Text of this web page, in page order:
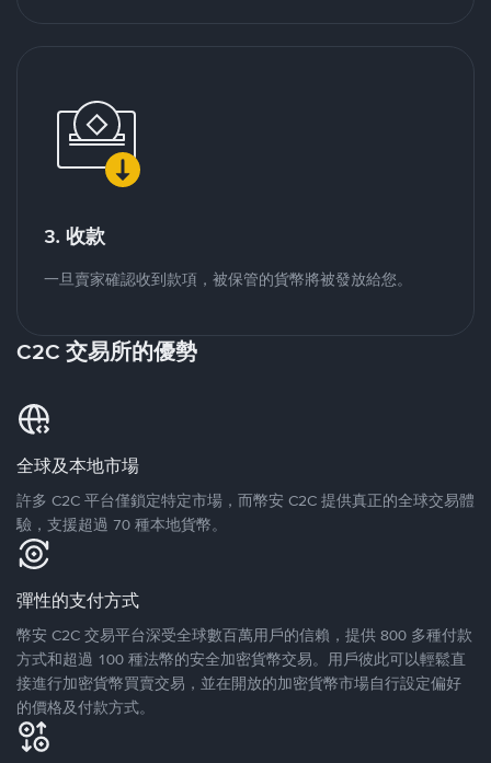
3. 收款
一旦賣家確認收到款項，被保管的貨幣將被發放給您。
C2C 交易所的優勢
全球及本地市場
許多 C2C 平台僅鎖定特定市場，而幣安 C2C 提供真正的全球交易體
驗，支援超過 70 種本地貨幣。
彈性的支付方式
幣安 C2C 交易平台深受全球數百萬用戶的信賴，提供 800 多種付款
方式和超過 100 種法幣的安全加密貨幣交易。用戶彼此可以輕鬆直
接進行加密貨幣買賣交易，並在開放的加密貨幣市場自行設定偏好
的價格及付款方式。